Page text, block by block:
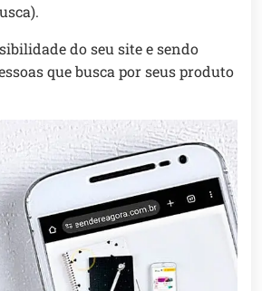
do seu site e sendo
que busca por seus produto